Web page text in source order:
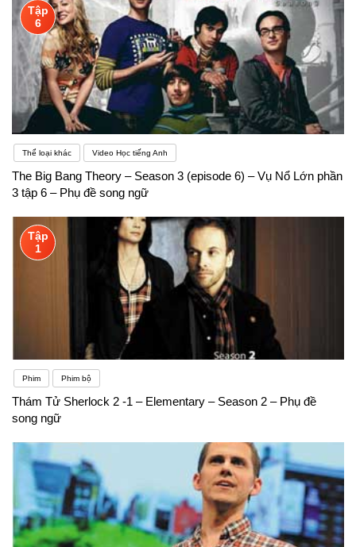
Tập
6
Thể loại khác Video Học tiếng Anh
The Big Bang Theory – Season 3 (episode 6) – Vụ Nổ Lớn phần
3 tập 6 – Phụ đề song ngữ
Tập
1
Phim Phim bộ
Thám Tử Sherlock 2 -1 – Elementary – Season 2 – Phụ đề
song ngữ